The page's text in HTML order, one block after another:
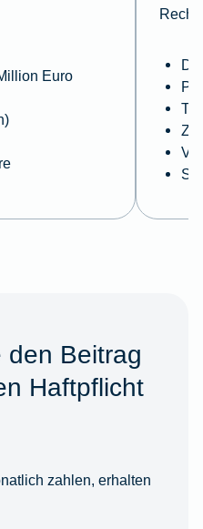
Euro
den Beitrag
Haftpflicht
zahlen, erhalten